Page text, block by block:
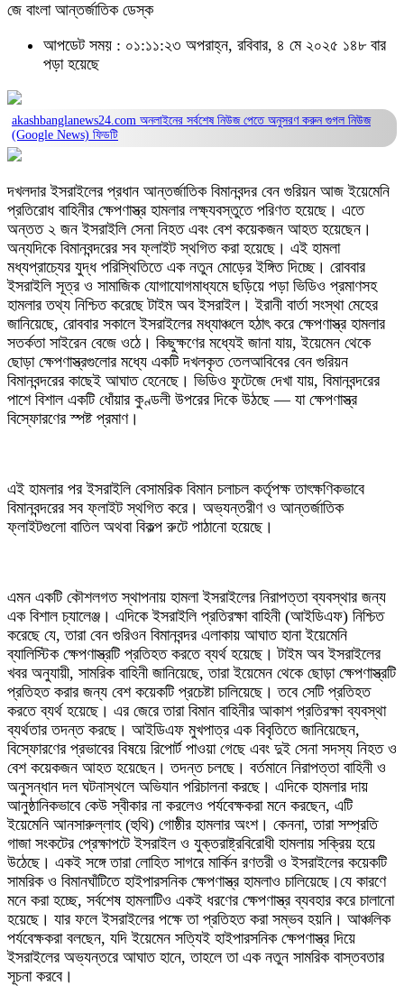
জে বাংলা আন্তর্জাতিক ডেস্ক
আপডেট সময় : ০১:১১:২৩ অপরাহ্ন, রবিবার, ৪ মে ২০২৫ ১৪৮ বার
পড়া হয়েছে
akashbanglanews24.com অনলাইনের সর্বশেষ নিউজ পেতে অনুসরণ করুন গুগল নিউজ
(Google News) ফিডটি
দখলদার ইসরাইলের প্রধান আন্তর্জাতিক বিমানবন্দর বেন গুরিয়ন আজ ইয়েমেনি
প্রতিরোধ বাহিনীর ক্ষেপণাস্ত্র হামলার লক্ষ্যবস্তুতে পরিণত হয়েছে। এতে
অন্তত ২ জন ইসরাইলি সেনা নিহত এবং বেশ কয়েকজন আহত হয়েছেন।
অন্যদিকে বিমানবন্দরের সব ফ্লাইট স্থগিত করা হয়েছে। এই হামলা
মধ্যপ্রাচ্যের যুদ্ধ পরিস্থিতিতে এক নতুন মোড়ের ইঙ্গিত দিচ্ছে। রোববার
ইসরাইলি সূত্র ও সামাজিক যোগাযোগমাধ্যমে ছড়িয়ে পড়া ভিডিও প্রমাণসহ
হামলার তথ্য নিশ্চিত করেছে টাইম অব ইসরাইল। ইরানী বার্তা সংস্থা মেহের
জানিয়েছে, রোববার সকালে ইসরাইলের মধ্যাঞ্চলে হঠাৎ করে ক্ষেপণাস্ত্র হামলার
সতর্কতা সাইরেন বেজে ওঠে। কিছুক্ষণের মধ্যেই জানা যায়, ইয়েমেন থেকে
ছোড়া ক্ষেপণাস্ত্রগুলোর মধ্যে একটি দখলকৃত তেলআবিবের বেন গুরিয়ন
বিমানবন্দরের কাছেই আঘাত হেনেছে। ভিডিও ফুটেজে দেখা যায়, বিমানবন্দরের
পাশে বিশাল একটি ধোঁয়ার কুণ্ডলী উপরের দিকে উঠছে — যা ক্ষেপণাস্ত্র
বিস্ফোরণের স্পষ্ট প্রমাণ।
এই হামলার পর ইসরাইলি বেসামরিক বিমান চলাচল কর্তৃপক্ষ তাৎক্ষণিকভাবে
বিমানবন্দরের সব ফ্লাইট স্থগিত করে। অভ্যন্তরীণ ও আন্তর্জাতিক
ফ্লাইটগুলো বাতিল অথবা বিকল্প রুটে পাঠানো হয়েছে।
এমন একটি কৌশলগত স্থাপনায় হামলা ইসরাইলের নিরাপত্তা ব্যবস্থার জন্য
এক বিশাল চ্যালেঞ্জ। এদিকে ইসরাইলি প্রতিরক্ষা বাহিনী (আইডিএফ) নিশ্চিত
করেছে যে, তারা বেন গুরিওন বিমানবন্দর এলাকায় আঘাত হানা ইয়েমেনি
ব্যালিস্টিক ক্ষেপণাস্ত্রটি প্রতিহত করতে ব্যর্থ হয়েছে। টাইম অব ইসরাইলের
খবর অনুযায়ী, সামরিক বাহিনী জানিয়েছে, তারা ইয়েমেন থেকে ছোড়া ক্ষেপণাস্ত্রটি
প্রতিহত করার জন্য বেশ কয়েকটি প্রচেষ্টা চালিয়েছে। তবে সেটি প্রতিহত
করতে ব্যর্থ হয়েছে। এর জেরে তারা বিমান বাহিনীর আকাশ প্রতিরক্ষা ব্যবস্থা
ব্যর্থতার তদন্ত করছে। আইডিএফ মুখপাত্র এক বিবৃতিতে জানিয়েছেন,
বিস্ফোরণের প্রভাবের বিষয়ে রিপোর্ট পাওয়া গেছে এবং দুই সেনা সদস্য নিহত ও
বেশ কয়েকজন আহত হয়েছেন। তদন্ত চলছে। বর্তমানে নিরাপত্তা বাহিনী ও
অনুসন্ধান দল ঘটনাস্থলে অভিযান পরিচালনা করছে। এদিকে হামলার দায়
আনুষ্ঠানিকভাবে কেউ স্বীকার না করলেও পর্যবেক্ষকরা মনে করছেন, এটি
ইয়েমেনি আনসারুল্লাহ (হুথি) গোষ্ঠীর হামলার অংশ। কেননা, তারা সম্প্রতি
গাজা সংকটের প্রেক্ষাপটে ইসরাইল ও যুক্তরাষ্ট্রবিরোধী হামলায় সক্রিয় হয়ে
উঠেছে। একই সঙ্গে তারা লোহিত সাগরে মার্কিন রণতরী ও ইসরাইলের কয়েকটি
সামরিক ও বিমানঘাঁটিতে হাইপারসনিক ক্ষেপণাস্ত্র হামলাও চালিয়েছে।যে কারণে
মনে করা হচ্ছে, সর্বশেষ হামলাটিও একই ধরণের ক্ষেপণাস্ত্র ব্যবহার করে চালানো
হয়েছে। যার ফলে ইসরাইলের পক্ষে তা প্রতিহত করা সম্ভব হয়নি। আঞ্চলিক
পর্যবেক্ষকরা বলছেন, যদি ইয়েমেন সত্যিই হাইপারসনিক ক্ষেপণাস্ত্র দিয়ে
ইসরাইলের অভ্যন্তরে আঘাত হানে, তাহলে তা এক নতুন সামরিক বাস্তবতার
সূচনা করবে।